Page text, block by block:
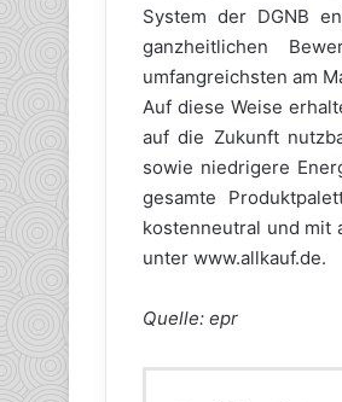
System der DGNB
ganzheitlichen
umfangreichsten am
Auf diese Weise
auf die Zukunft
sowie niedrigere
gesamte
kostenneutral und mit
unter www.allkauf.de.
Quelle: epr